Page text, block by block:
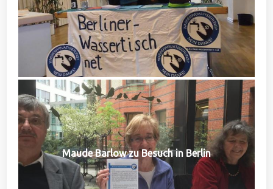
Maude Barlow zu Besuch in Berlin